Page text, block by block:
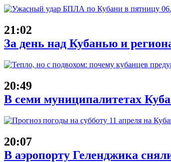
21:02
За день над Кубанью и
20:49
В семи муниципалитетах
20:07
В аэропорту Геленджика